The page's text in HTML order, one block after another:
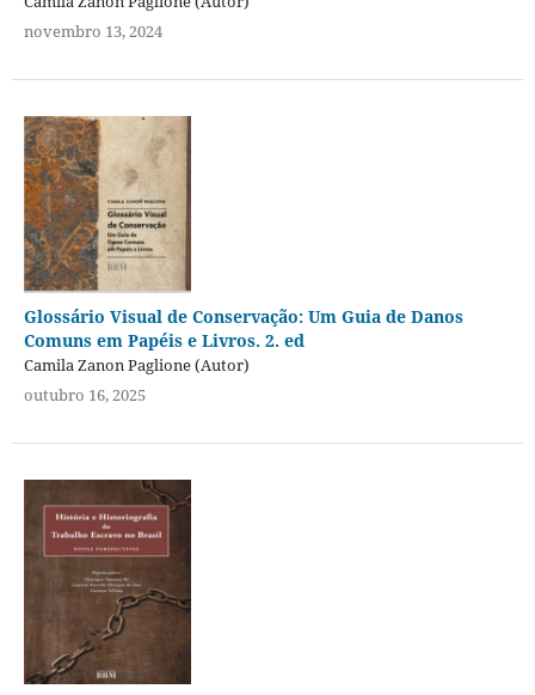
novembro 13, 2024
Glossário Visual de Conservação: Um Guia de Danos
Comuns em Papéis e Livros. 2. ed
Camila Zanon Paglione (Autor)
outubro 16, 2025